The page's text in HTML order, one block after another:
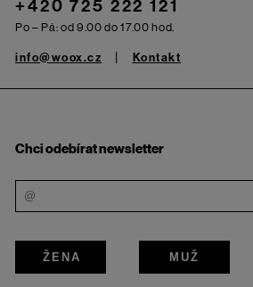
+420 725 222 121
Po – Pá: od 9.00 do 17.00 hod.
info@woox.cz Kontakt
Chci odebírat newsletter
ŽENA MUŽ